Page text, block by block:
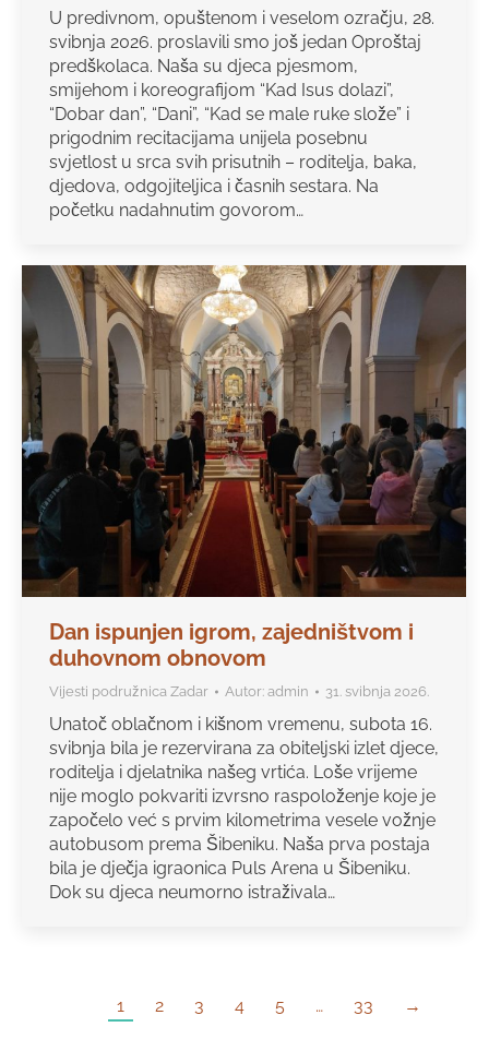
U predivnom, opuštenom i veselom ozračju, 28.
svibnja 2026. proslavili smo još jedan Oproštaj
predškolaca. Naša su djeca pjesmom,
smijehom i koreografijom “Kad Isus dolazi”,
“Dobar dan”, “Dani”, “Kad se male ruke slože” i
prigodnim recitacijama unijela posebnu
svjetlost u srca svih prisutnih – roditelja, baka,
djedova, odgojiteljica i časnih sestara. Na
početku nadahnutim govorom…
Dan ispunjen igrom, zajedništvom i
duhovnom obnovom
Vijesti podružnica Zadar Autor: admin 31. svibnja 2026.
Unatoč oblačnom i kišnom vremenu, subota 16.
svibnja bila je rezervirana za obiteljski izlet djece,
roditelja i djelatnika našeg vrtića. Loše vrijeme
nije moglo pokvariti izvrsno raspoloženje koje je
započelo već s prvim kilometrima vesele vožnje
autobusom prema Šibeniku. Naša prva postaja
bila je dječja igraonica Puls Arena u Šibeniku.
Dok su djeca neumorno istraživala…
1 2 3 4 5 … 33 →